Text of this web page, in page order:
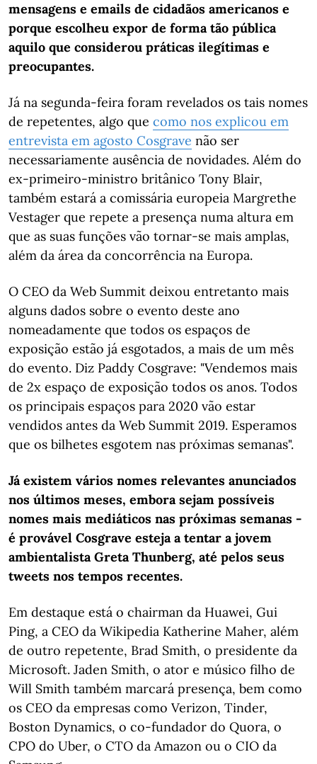
mensagens e emails de cidadãos americanos e
porque escolheu expor de forma tão pública
aquilo que considerou práticas ilegítimas e
preocupantes.
Já na segunda-feira foram revelados os tais nomes
de repetentes, algo que como nos explicou em
entrevista em agosto Cosgrave não ser
necessariamente ausência de novidades. Além do
ex-primeiro-ministro britânico Tony Blair,
também estará a comissária europeia Margrethe
Vestager que repete a presença numa altura em
que as suas funções vão tornar-se mais amplas,
além da área da concorrência na Europa.
O CEO da Web Summit deixou entretanto mais
alguns dados sobre o evento deste ano
nomeadamente que todos os espaços de
exposição estão já esgotados, a mais de um mês
do evento. Diz Paddy Cosgrave: "Vendemos mais
de 2x espaço de exposição todos os anos. Todos
os principais espaços para 2020 vão estar
vendidos antes da Web Summit 2019. Esperamos
que os bilhetes esgotem nas próximas semanas".
Já existem vários nomes relevantes anunciados
nos últimos meses, embora sejam possíveis
nomes mais mediáticos nas próximas semanas -
é provável Cosgrave esteja a tentar a jovem
ambientalista Greta Thunberg, até pelos seus
tweets nos tempos recentes.
Em destaque está o chairman da Huawei, Gui
Ping, a CEO da Wikipedia Katherine Maher, além
de outro repetente, Brad Smith, o presidente da
Microsoft. Jaden Smith, o ator e músico filho de
Will Smith também marcará presença, bem como
os CEO da empresas como Verizon, Tinder,
Boston Dynamics, o co-fundador do Quora, o
CPO do Uber, o CTO da Amazon ou o CIO da